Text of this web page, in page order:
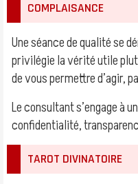
COMPLAISANCE
Une séance de qualité se
privilégie la vérité utile
de vous permettre d’agir,
Le consultant s’engage à
confidentialité,
TAROT DIVINATOIRE